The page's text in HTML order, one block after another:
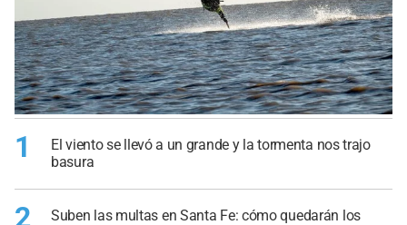
1
El viento se llevó a un grande y la tormenta nos trajo
basura
2
Suben las multas en Santa Fe: cómo quedarán los